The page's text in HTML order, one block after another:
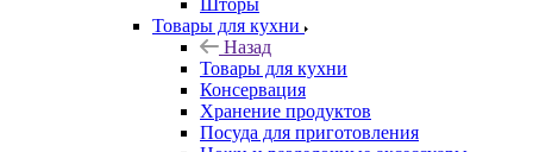
Шторы
Товары для кухни
Назад
Товары для кухни
Консервация
Хранение продуктов
Посуда для приготовления